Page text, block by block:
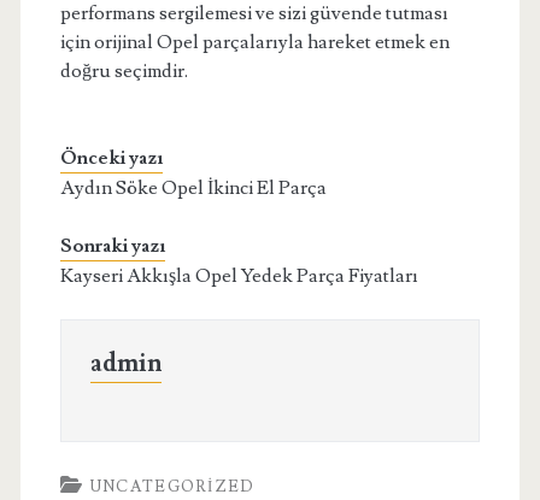
performans sergilemesi ve sizi güvende tutması
için orijinal Opel parçalarıyla hareket etmek en
doğru seçimdir.
Önceki yazı
Aydın Söke Opel İkinci El Parça
Sonraki yazı
Kayseri Akkışla Opel Yedek Parça Fiyatları
admin
UNCATEGORIZED